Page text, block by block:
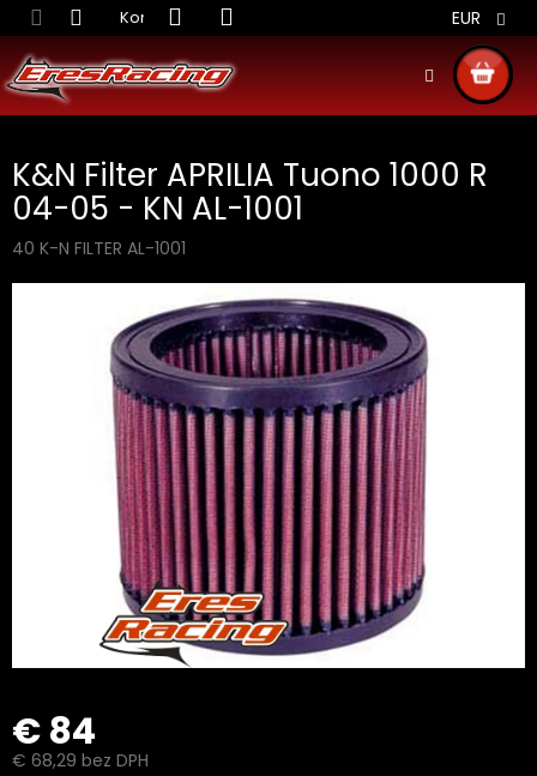
Prejsť
na
obsah
Kontakt Obchodné podmienky Doprava
EUR
KOŠÍK
K&N Filter APRILIA Tuono 1000 R
04-05 - KN AL-1001
40 K-N FILTER AL-1001
€ 84
€ 68,29 bez DPH